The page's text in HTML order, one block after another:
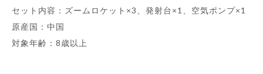
セット内容：ズームロケット×3、発射台×1、空気ポンプ×1
原産国：中国
対象年齢：8歳以上